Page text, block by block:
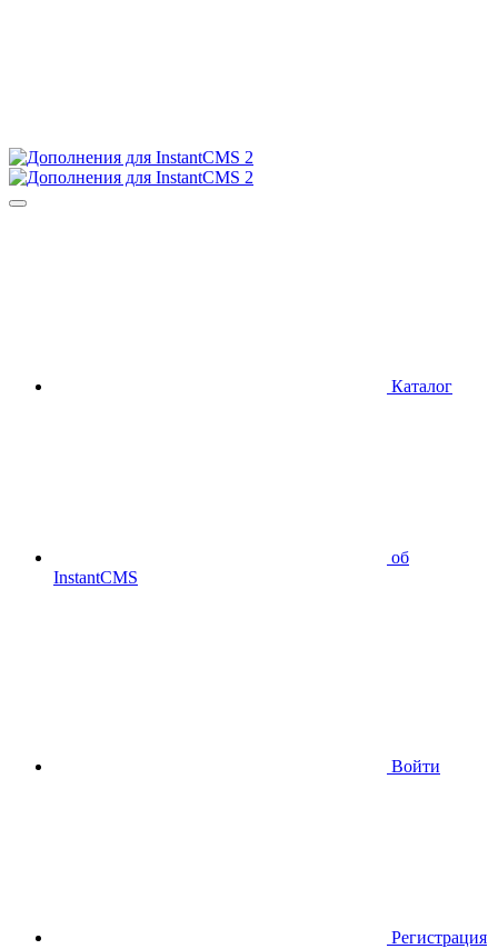
Каталог
об
InstantCMS
Войти
Регистрация